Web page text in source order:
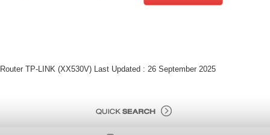
Router TP-LINK (XX530V) Last Updated : 26 September 2025